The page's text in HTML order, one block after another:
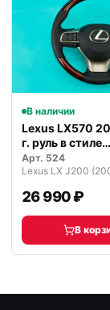
В наличии
Lexus LX570
г. руль в стиле
рестайлинга
Арт. 524
Lexus LX J200
26 990 ₽
В